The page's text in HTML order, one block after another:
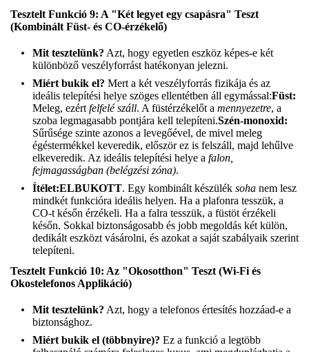
Tesztelt Funkció 9: A "Két legyet egy csapásra" Teszt
(Kombinált Füst- és CO-érzékelő)
Mit tesztelünk? Azt, hogy egyetlen eszköz képes-e két
különböző veszélyforrást hatékonyan jelezni.
Miért bukik el? Mert a két veszélyforrás fizikája és az
ideális telepítési helye szöges ellentétben áll egymással:Füst:
Meleg, ezért felfelé száll. A füstérzékelőt a mennyezetre, a
szoba legmagasabb pontjára kell telepíteni.Szén-monoxid:
Sűrűsége szinte azonos a levegőével, de mivel meleg
égéstermékkel keveredik, először ez is felszáll, majd lehűlve
elkeveredik. Az ideális telepítési helye a falon,
fejmagasságban (belégzési zóna).
Ítélet:ELBUKOTT. Egy kombinált készülék soha nem lesz
mindkét funkcióra ideális helyen. Ha a plafonra tesszük, a
CO-t későn érzékeli. Ha a falra tesszük, a füstöt érzékeli
későn. Sokkal biztonságosabb és jobb megoldás két külön,
dedikált eszközt vásárolni, és azokat a saját szabályaik szerint
telepíteni.
Tesztelt Funkció 10: Az "Okosotthon" Teszt (Wi-Fi és
Okostelefonos Applikáció)
Mit tesztelünk? Azt, hogy a telefonos értesítés hozzáad-e a
biztonsághoz.
Miért bukik el (többnyire)? Ez a funkció a legtöbb